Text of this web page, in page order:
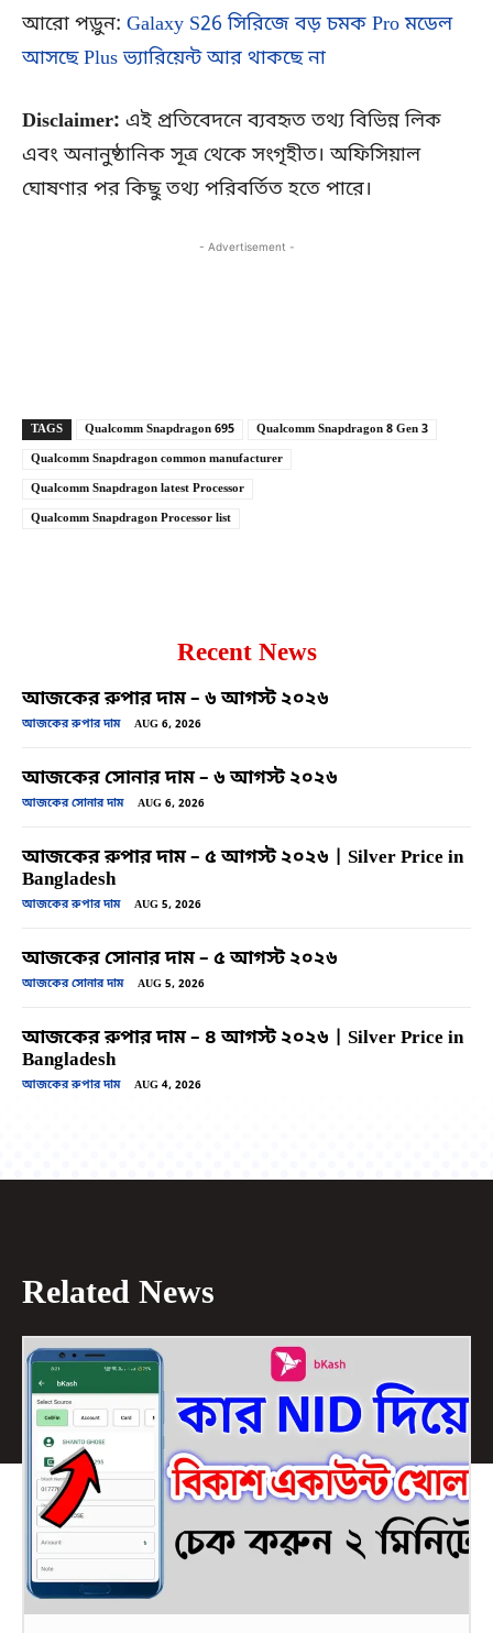
আরো পড়ুন: Galaxy S26 সিরিজে বড় চমক Pro মডেল
আসছে Plus ভ্যারিয়েন্ট আর থাকছে না
Disclaimer: এই প্রতিবেদনে ব্যবহৃত তথ্য বিভিন্ন লিক
এবং অনানুষ্ঠানিক সূত্র থেকে সংগৃহীত। অফিসিয়াল
ঘোষণার পর কিছু তথ্য পরিবর্তিত হতে পারে।
- Advertisement -
TAGS Qualcomm Snapdragon 695
Qualcomm Snapdragon 8 Gen 3
Qualcomm Snapdragon common manufacturer
Qualcomm Snapdragon latest Processor
Qualcomm Snapdragon Processor list
Recent News
আজকের রুপার দাম – ৬ আগস্ট ২০২৬
আজকের রুপার দাম AUG 6, 2026
আজকের সোনার দাম – ৬ আগস্ট ২০২৬
আজকের সোনার দাম AUG 6, 2026
আজকের রুপার দাম – ৫ আগস্ট ২০২৬ | Silver Price in
Bangladesh
আজকের রুপার দাম AUG 5, 2026
আজকের সোনার দাম – ৫ আগস্ট ২০২৬
আজকের সোনার দাম AUG 5, 2026
আজকের রুপার দাম – ৪ আগস্ট ২০২৬ | Silver Price in
Bangladesh
আজকের রুপার দাম AUG 4, 2026
Related News